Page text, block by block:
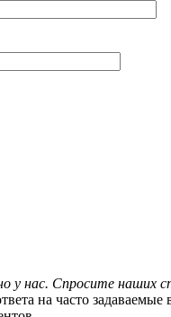
у нас. Спросите наших
на часто